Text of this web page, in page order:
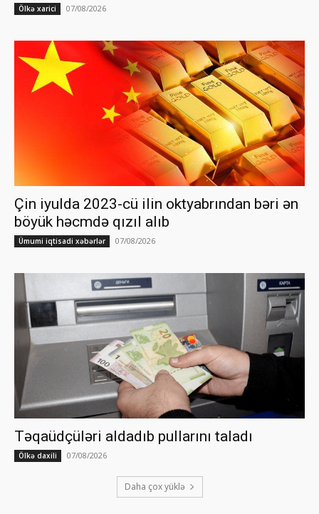
Ölkə xarici 07/08/2026
Çin iyulda 2023-cü ilin oktyabrından bəri ən
böyük həcmdə qızıl alıb
Ümumi iqtisadi xəbərlər 07/08/2026
Təqaüdçüləri aldadıb pullarını taladı
Ölkə daxili 07/08/2026
Daha çox yüklə